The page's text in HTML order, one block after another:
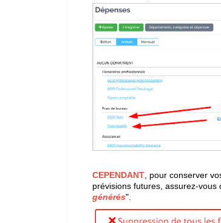
CEPENDANT, pour conserver
prévisions futures, assurez-vous
générés".